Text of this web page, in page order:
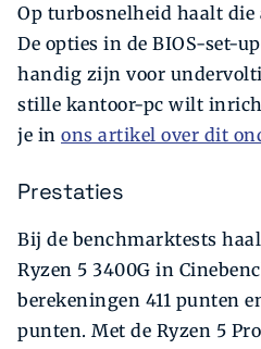
Op turbosnelheid haalt die
De opties in de BIOS-set-
handig zijn voor
stille kantoor-pc wilt
je in ons artikel over dit
Prestaties
Bij de benchmarktests
Ryzen 5 3400G in
berekeningen 411 punten
punten. Met de Ryzen 5